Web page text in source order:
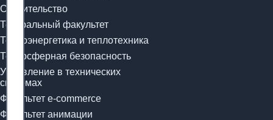
Строительство
Театральный факультет
Теплоэнергетика и теплотехника
Техносферная безопасность
Управление в технических
системах
Факультет e-commerce
Факультет анимации